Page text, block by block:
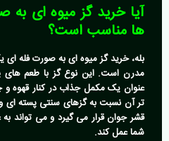
آیا خرید گز میوه ای به
ها مناسب است؟
بله،خرید گز میوه ایبه صورت فله ای
مدرن است. این نوع گز با طعم های
عنوان یک مکمل جذاب در کنار
تر آن نسبت به گزهای سنتی پسته ای
قشر جوان قرار می گیرد و می تواند
شما عمل کند.